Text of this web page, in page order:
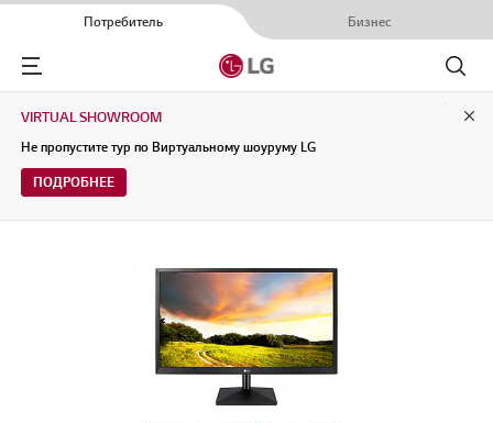
Потребитель Бизнес
Menu
Поиск
VIRTUAL SHOWROOM
Не пропустите тур по Виртуальному шоуруму LG
ПОДРОБНЕЕ